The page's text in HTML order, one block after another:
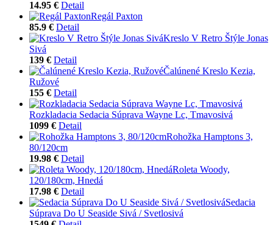
14.95 € Detail
Regál Paxton
85.9 € Detail
Kreslo V Retro Štýle Jonas
Sivá
139 € Detail
Čalúnené Kreslo Kezia,
Ružové
155 € Detail
Rozkladacia Sedacia Súprava Wayne Lc, Tmavosivá
1099 € Detail
Rohožka Hamptons 3,
80/120cm
19.98 € Detail
Roleta Woody,
120/180cm, Hnedá
17.98 € Detail
Sedacia
Súprava Do U Seaside Sivá / Svetlosivá